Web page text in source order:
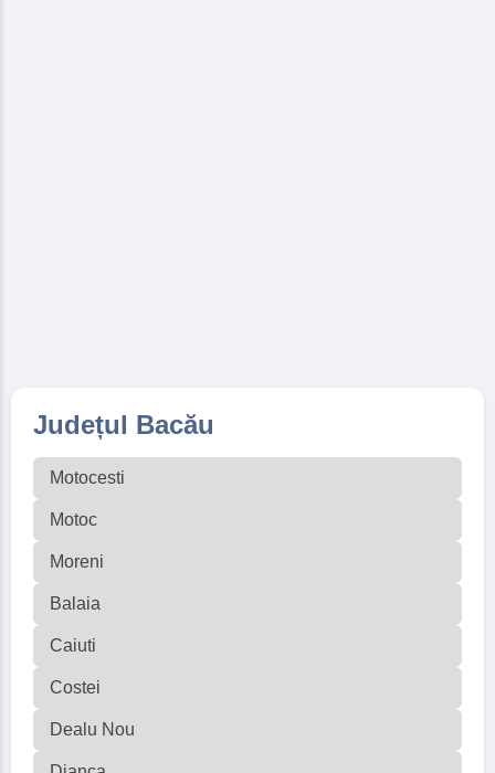
Județul Bacău
Motocesti
Motoc
Moreni
Balaia
Caiuti
Costei
Dealu Nou